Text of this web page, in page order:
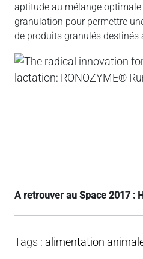
aptitude au mélange
granulation pour permettre
de produits granulés destinés
A retrouver au Space 2017 :
Tags : alimentation